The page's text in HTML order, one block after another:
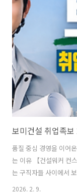
크] 종교색 논란, 실제
'종교적 색채'에 대해
직자들의 공통된 의견
* 자율적인 분위기:사내
택에 달려 ..
품질 중심 경영을 이어
는 이유 【건설워커 컨
는 구직자들 사이에서
형 성장보다 품질과 내
2026. 2. 9.